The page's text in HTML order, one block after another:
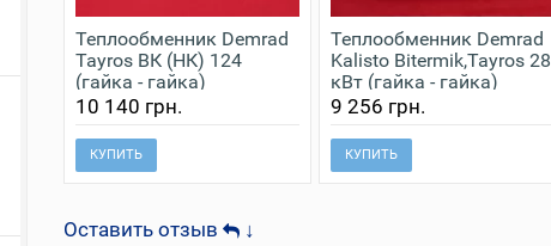
Теплообменник Demrad
Tayros ВК (НК) 124
(гайка - гайка)
3001020005
10 140 грн.
КУПИТЬ
Теплообменник Demrad
Kalisto Bitermik,Tayros 28
кВт (гайка - гайка)
3001020006
9 256 грн.
КУПИТЬ
Оставить отзыв
↓